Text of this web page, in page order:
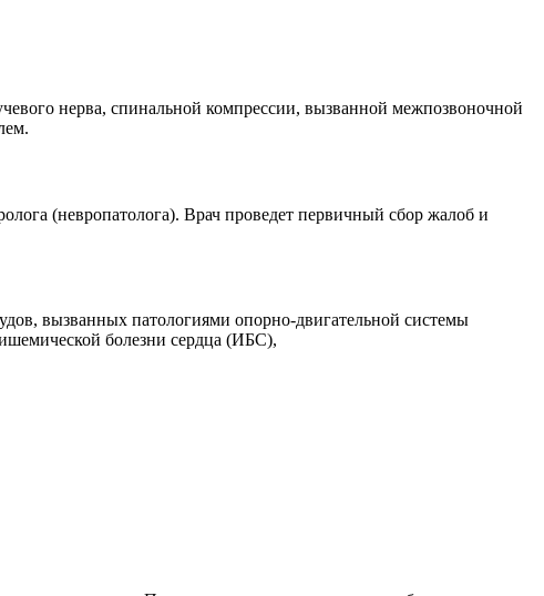
нерва, спинальной компрессии, вызванной межпозвоночной
(невропатолога). Врач проведет первичный сбор жалоб и
вызванных патологиями опорно-двигательной системы
болезни сердца (ИБС),